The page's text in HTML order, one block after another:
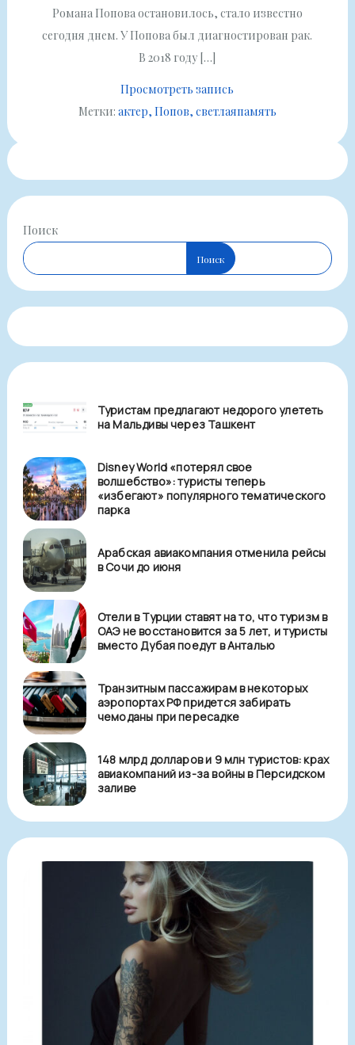
Романа Попова остановилось, стало известно
сегодня днем. У Попова был диагностирован рак.
В 2018 году […]
Просмотреть запись
Метки: актер Попов светлаяпамять
Поиск
Поиск
Туристам предлагают недорого улететь
на Мальдивы через Ташкент
Disney World «потерял свое
волшебство»: туристы теперь
«избегают» популярного тематического
парка
Арабская авиакомпания отменила рейсы
в Сочи до июня
Отели в Турции ставят на то, что туризм в
ОАЭ не восстановится за 5 лет, и туристы
вместо Дубая поедут в Анталью
Транзитным пассажирам в некоторых
аэропортах РФ придется забирать
чемоданы при пересадке
148 млрд долларов и 9 млн туристов: крах
авиакомпаний из-за войны в Персидском
заливе